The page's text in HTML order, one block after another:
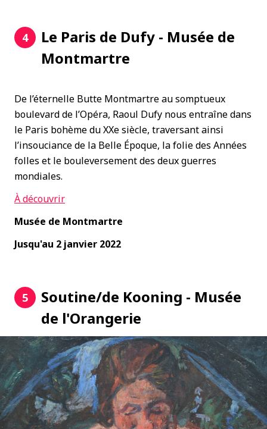
4
Le Paris de Dufy - Musée de
Montmartre
De l’éternelle Butte Montmartre au somptueux
boulevard de l’Opéra, Raoul Dufy nous entraîne dans
le Paris bohème du XXe siècle, traversant ainsi
l’insouciance de la Belle Époque, la folie des Années
folles et le bouleversement des deux guerres
mondiales.
Àdécouvrir
Musée de Montmartre
Jusqu'au 2 janvier 2022
5
Soutine/de Kooning - Musée
de l'Orangerie